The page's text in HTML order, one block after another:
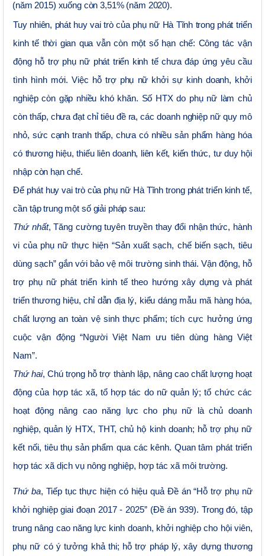
(năm 2015) xuống còn 3,51% (năm 2020).
Tuy nhiên, phát huy vai trò của phụ nữ Hà Tĩnh trong phát triển
kinh tế thời gian qua vẫn còn một số hạn chế: Công tác vận
động hỗ trợ phụ nữ phát triển kinh tế chưa đáp ứng yêu cầu
tình hình mới.Việc hỗ trợ phụ nữ khởi sự kinh doanh, khởi
nghiệp còn gặp nhiều khó khăn. Số HTX do phụ nữ làm chủ
còn thấp, chưa đạt chỉ tiêu đề ra, các doanh nghiệp nữ quy mô
nhỏ, sức cạnh tranh thấp, chưa có nhiều sản phẩm hàng hóa
có thương hiệu, thiếu liên doanh, liên kết, kiến thức, tư duy hội
nhập còn hạn chế.
Để phát huy vai trò của phụ nữ Hà Tĩnh trong phát triển kinh tế,
cần tập trung một số giải pháp sau:
Thứ nhất,Tăng cường tuyên truyền thay đổi nhận thức, hành
vi của phụ nữ thực hiện “Sản xuất sạch, chế biến sạch, tiêu
dùng sạch” gắn với bảo vệ môi trường sinh thái. Vận động, hỗ
trợ phụ nữ phát triển kinh tế theo hướng xây dựng và phát
triển thương hiệu, chỉ dẫn địa lý, kiểu dáng mẫu mã hàng hóa,
chất lượng an toàn vệ sinh thực phẩm; tích cực hưởng ứng
cuộc vận động “Người Việt Nam ưu tiên dùng hàng Việt
Nam”.
Thứ hai, Chú trọng hỗ trợ thành lập, nâng cao chất lượng hoạt
động của hợp tác xã, tổ hợp tác do nữ quản lý; tổ chức các
hoạt động nâng cao năng lực cho phụ nữ là chủ doanh
nghiệp, quản lý HTX, THT, chủ hộ kinh doanh; hỗ trợ phụ nữ
kết nối, tiêu thụ sản phẩm qua các kênh. Quan tâm phát triển
hợp tác xã dịch vụ nông nghiệp, hợp tác xã môi trường.
Thứ ba, Tiếp tục thực hiện có hiệu quả Đề án “Hỗ trợ phụ nữ
khởi nghiệp giai đoạn 2017 - 2025” (Đề án 939). Trong đó, tập
trung nâng cao năng lực kinh doanh, khởi nghiệp cho hội viên,
phụ nữ có ý tưởng khả thi; hỗ trợ pháp lý, xây dựng thương